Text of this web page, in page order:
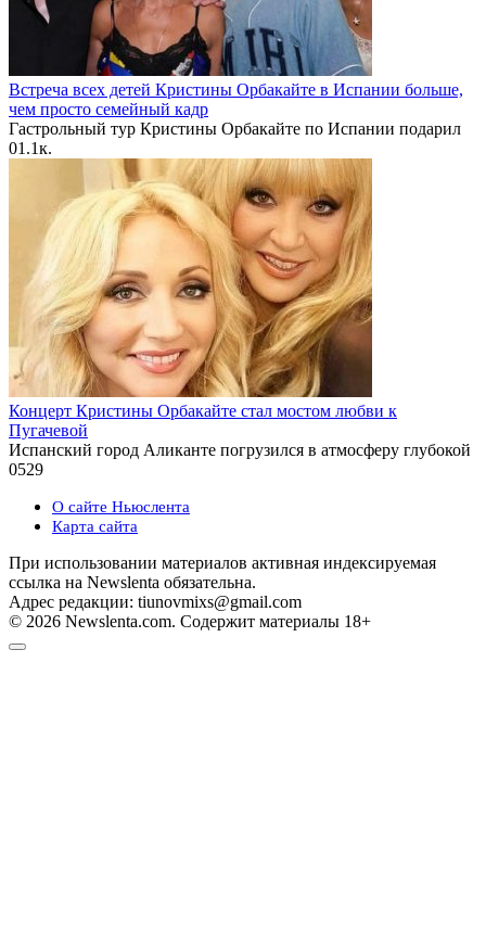
Встреча всех детей Кристины Орбакайте в Испании больше,
чем просто семейный кадр
Гастрольный тур Кристины Орбакайте по Испании подарил
01.1к.
Концерт Кристины Орбакайте стал мостом любви к
Пугачевой
Испанский город Аликанте погрузился в атмосферу глубокой
0529
О сайте Ньюслента
Карта сайта
При использовании материалов активная индексируемая
ссылка на Newslenta обязательна.
Адрес редакции: tiunovmixs@gmail.com
© 2026 Newslenta.com. Содержит материалы 18+